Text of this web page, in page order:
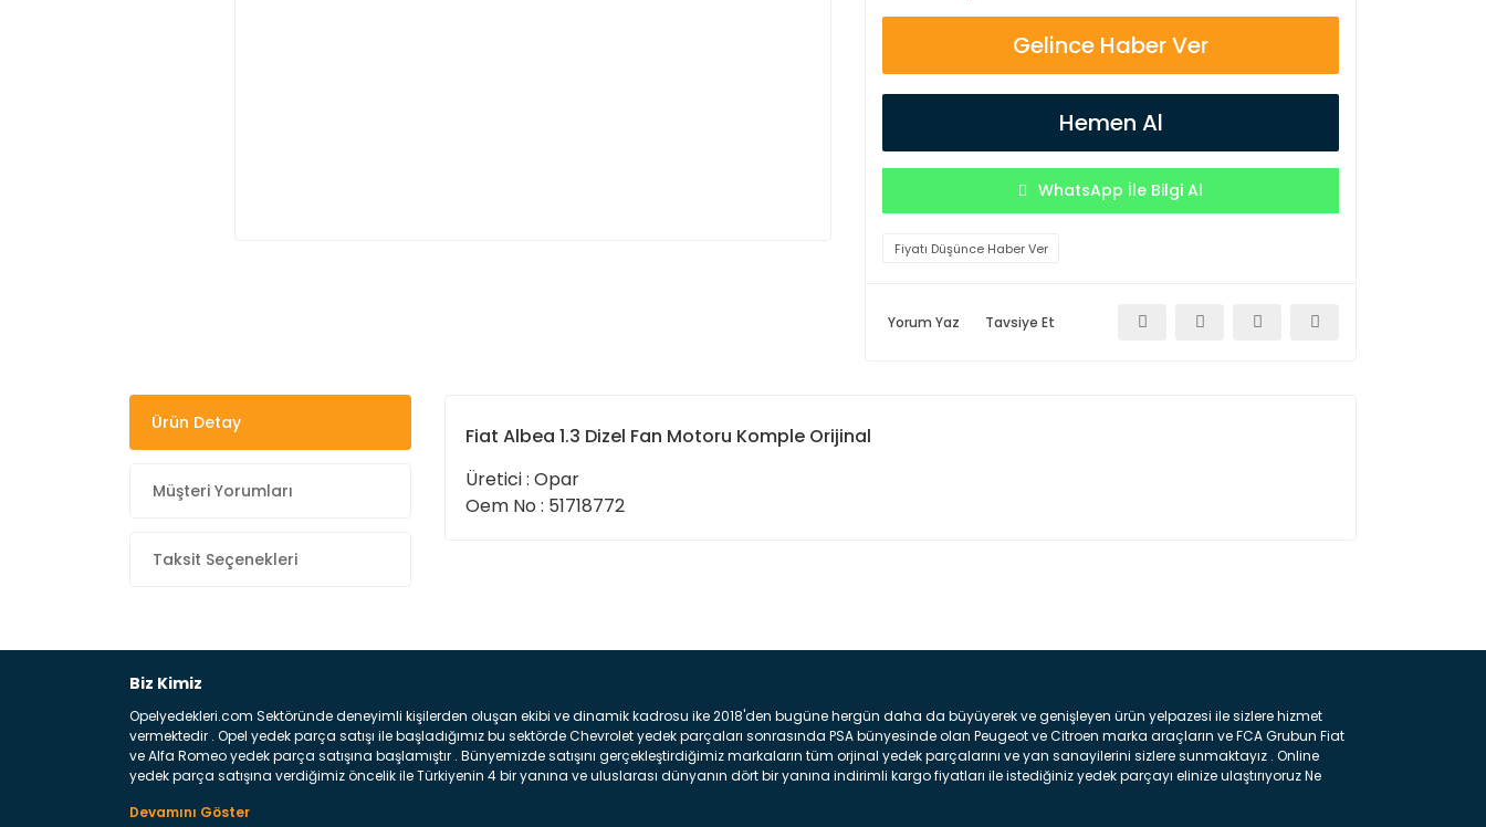
Gelince Haber Ver
Hemen Al
WhatsApp İle Bilgi Al
Fiyatı Düşünce Haber Ver
Yorum Yaz Tavsiye Et
Ürün Detay
Müşteri Yorumları
Taksit Seçenekleri
Fiat Albea 1.3 Dizel Fan Motoru Komple Orijinal
Üretici : Opar
Oem No : 51718772
Biz Kimiz
Opelyedekleri.com Sektöründe deneyimli kişilerden oluşan ekibi ve dinamik kadrosu ike 2018'den bugüne hergün daha da büyüyerek ve genişleyen ürün yelpazesi ile sizlere hizmet
vermektedir . Opel yedek parça satışı ile başladığımız bu sektörde Chevrolet yedek parçaları sonrasında PSA bünyesinde olan Peugeot ve Citroen marka araçların ve FCA Grubun Fiat
ve Alfa Romeo yedek parça satışına başlamıştır . Bünyemizde satışını gerçekleştirdiğimiz markaların tüm orjinal yedek parçalarını ve yan sanayilerini sizlere sunmaktayız . Online
yedek parça satışına verdiğimiz öncelik ile Türkiyenin 4 bir yanına ve uluslarası dünyanın dört bir yanına indirimli kargo fiyatları ile istediğiniz yedek parçayı elinize ulaştırıyoruz Ne
belirttiğimiz parçalar sizlere fikir sağlayacaktır. Ön Tampon : Aracınızın ön kısmında bulunan plastik darbe emici amacı ile yapılmış olan kaporta aksam parçasıdır. Çamurluk :